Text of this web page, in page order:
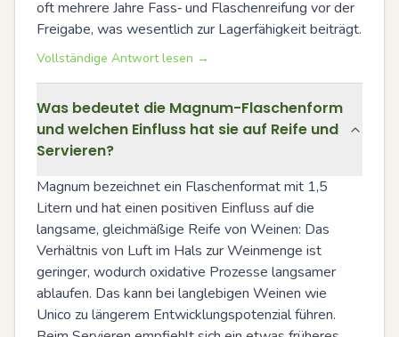
oft mehrere Jahre Fass‑ und Flaschenreifung vor der
Freigabe, was wesentlich zur Lagerfähigkeit beiträgt.
Vollständige Antwort lesen →
Was bedeutet die Magnum-Flaschenform
und welchen Einfluss hat sie auf Reife und
Servieren?
Magnum bezeichnet ein Flaschenformat mit 1,5
Litern und hat einen positiven Einfluss auf die
langsame, gleichmäßige Reife von Weinen: Das
Verhältnis von Luft im Hals zur Weinmenge ist
geringer, wodurch oxidative Prozesse langsamer
ablaufen. Das kann bei langlebigen Weinen wie
Unico zu längerem Entwicklungspotenzial führen.